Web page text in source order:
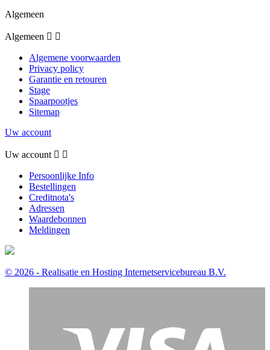
Algemeen
Algemeen  
Algemene voorwaarden
Privacy policy
Garantie en retouren
Stage
Spaarpootjes
Sitemap
Uw account
Uw account  
Persoonlijke Info
Bestellingen
Creditnota's
Adressen
Waardebonnen
Meldingen
© 2026 - Realisatie en Hosting Internetservicebureau B.V.